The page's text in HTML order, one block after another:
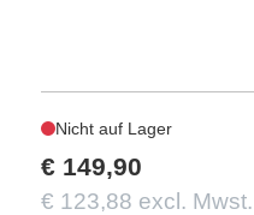
Nicht auf Lager
€ 149,90
€ 123,88 excl. Mwst.